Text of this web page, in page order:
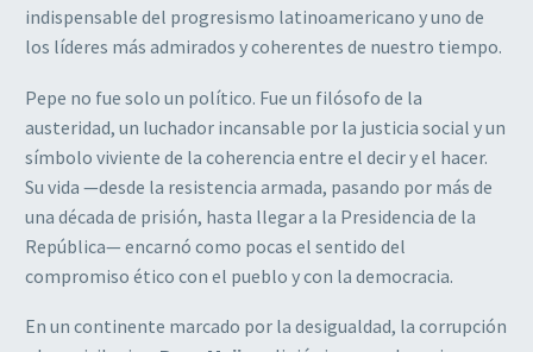
indispensable del progresismo latinoamericano y uno de
los líderes más admirados y coherentes de nuestro tiempo.
Pepe no fue solo un político. Fue un filósofo de la
austeridad, un luchador incansable por la justicia social y un
símbolo viviente de la coherencia entre el decir y el hacer.
Su vida —desde la resistencia armada, pasando por más de
una década de prisión, hasta llegar a la Presidencia de la
República— encarnó como pocas el sentido del
compromiso ético con el pueblo y con la democracia.
En un continente marcado por la desigualdad, la corrupción